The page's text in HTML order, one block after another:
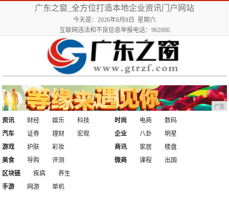
广东之窗_全方位打造本地企业资讯门户网站
今天是：2026年8月8日 星期六
互联网违法和不良信息举报电话：962000
广告
资讯 财经 娱乐
科技
汽车
证券 理财 宏观
时尚 电商
数码
企业
八卦
明星
游戏
护肤
彩妆
美食
导购 评测
商讯 家居
楼盘
微商
课程
出国
区块链
疾病
养生
手游
网游 单机